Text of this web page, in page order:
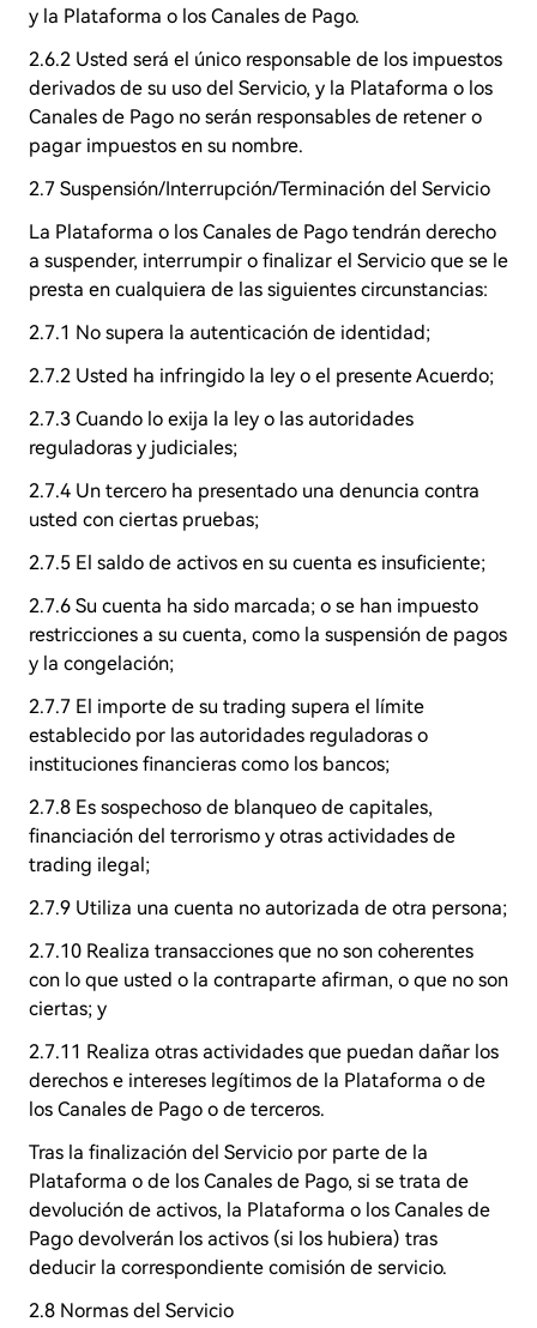
y la Plataforma o los Canales de Pago.
2.6.2 Usted será el único responsable de los impuestos
derivados de su uso del Servicio, y la Plataforma o los
Canales de Pago no serán responsables de retener o
pagar impuestos en su nombre.
2.7 Suspensión/Interrupción/Terminación del Servicio
La Plataforma o los Canales de Pago tendrán derecho
a suspender, interrumpir o finalizar el Servicio que se le
presta en cualquiera de las siguientes circunstancias:
2.7.1 No supera la autenticación de identidad;
2.7.2 Usted ha infringido la ley o el presente Acuerdo;
2.7.3 Cuando lo exija la ley o las autoridades
reguladoras y judiciales;
2.7.4 Un tercero ha presentado una denuncia contra
usted con ciertas pruebas;
2.7.5 El saldo de activos en su cuenta es insuficiente;
2.7.6 Su cuenta ha sido marcada; o se han impuesto
restricciones a su cuenta, como la suspensión de pagos
y la congelación;
2.7.7 El importe de su trading supera el límite
establecido por las autoridades reguladoras o
instituciones financieras como los bancos;
2.7.8 Es sospechoso de blanqueo de capitales,
financiación del terrorismo y otras actividades de
trading ilegal;
2.7.9 Utiliza una cuenta no autorizada de otra persona;
2.7.10 Realiza transacciones que no son coherentes
con lo que usted o la contraparte afirman, o que no son
ciertas; y
2.7.11 Realiza otras actividades que puedan dañar los
derechos e intereses legítimos de la Plataforma o de
los Canales de Pago o de terceros.
Tras la finalización del Servicio por parte de la
Plataforma o de los Canales de Pago, si se trata de
devolución de activos, la Plataforma o los Canales de
Pago devolverán los activos (si los hubiera) tras
deducir la correspondiente comisión de servicio.
2.8 Normas del Servicio